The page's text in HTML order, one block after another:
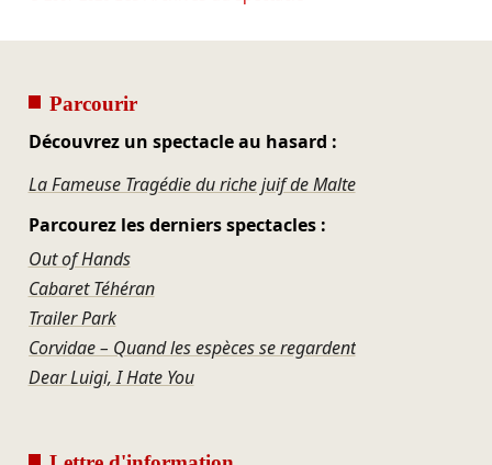
Parcourir
Découvrez un spectacle au hasard :
La Fameuse Tragédie du riche juif de Malte
Parcourez les derniers spectacles :
Out of Hands
Cabaret Téhéran
Trailer Park
Corvidae – Quand les espèces se regardent
Dear Luigi, I Hate You